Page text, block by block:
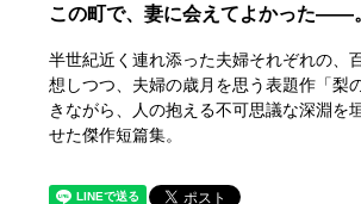
この町で、妻に会えてよかった――
半世紀近く連れ添った夫婦それぞれの、
想しつつ、夫婦の歳月を思う表題作「梨
きながら、人の抱える不可思議な深淵を
せた傑作短篇集。